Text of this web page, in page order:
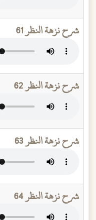
شرح نزهة النظر 61
شرح نزهة النظر 62
شرح نزهة النظر 63
شرح نزهة النظر 64